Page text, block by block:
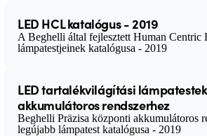
LED HCL katalógus - 2019
A Beghelli által fejlesztett Human Centric
lámpatestjeinek katalógusa - 2019
LED tartalékvilágítási
akkumulátoros rendszerhez
Beghelli Präzisa központi akkumulátoros
legújabb lámpatest katalógusa - 2019